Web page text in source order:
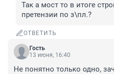
Так а мост то в итоге
претензии по з\пл.?
ОТВЕТИТЬ
Гость
13 июня, 16:40
Не понятно только одно,